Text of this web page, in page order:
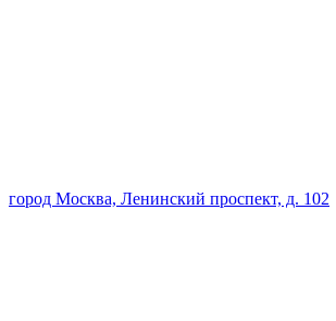
город Москва, Ленинский проспект, д. 102